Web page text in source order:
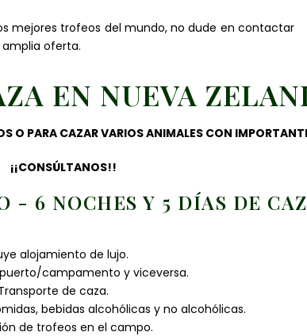
mejores trofeos del mundo, no dude en contactar
oferta.
EN NUEVA
O PARA CAZAR VARIOS ANIMALES CON
- 6 NOCHES Y 5 DÍAS DE
alojamiento de lujo.
campamento y viceversa.
de caza.
bebidas alcohólicas y no alcohólicas.
de trofeos en el campo.